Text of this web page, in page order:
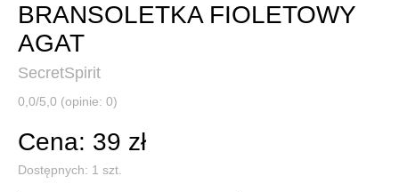
BRANSOLETKA FIOLETOWY
AGAT
SecretSpirit
0,0/5,0 (opinie: 0)
Cena: 39 zł
Dostępnych: 1 szt.